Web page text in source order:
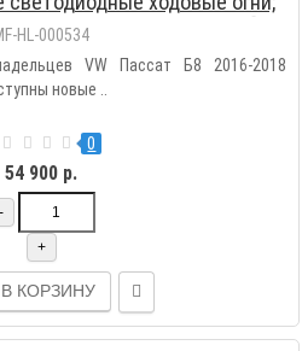
электрокорректор]
HL-000534
VW Пассат Б8 2016-2018
новые ..
0
54 900 р.
-
+
В КОРЗИНУ